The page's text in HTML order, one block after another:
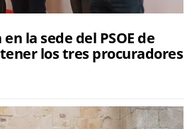
la sede del PSOE de
los tres procuradores